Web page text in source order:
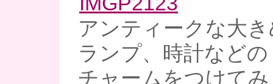
アンティークな大
ランプ、時計などの
チャームをつけて